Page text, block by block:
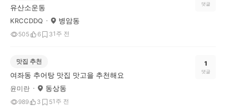
유산소운동
KRCCDDQ 병암동
505 6 31주 전
댓글
맛집 추천
여좌동 추어탕 맛집 맛고을 추천해요
윤미란 동상동
989 3 51주 전
1
댓글